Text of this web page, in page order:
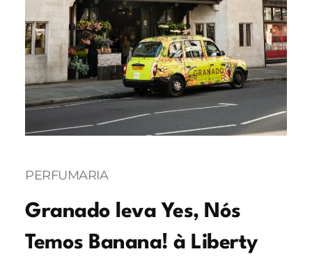
PERFUMARIA
Granado leva Yes, Nós
Temos Banana! à Liberty